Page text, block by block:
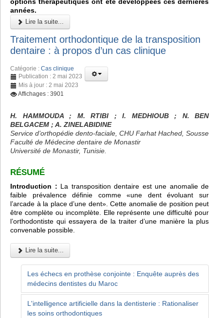
options thérapeutiques ont été développées ces dernières
années.
Lire la suite...
Traitement orthodontique de la transposition
dentaire : à propos d’un cas clinique
Catégorie : Cas clinique
Publication : 2 mai 2023
Mis à jour : 2 mai 2023
Affichages : 3901
H. HAMMOUDA ; M. RTIBI ; I. MEDHIOUB ; N. BEN
BELGACEM ; A. ZINELABIDINE
Service d’orthopédie dento-faciale, CHU Farhat Hached, Sousse
Faculté de Médecine dentaire de Monastir
Université de Monastir, Tunisie.
RÉSUMÉ
Introduction : La transposition dentaire est une anomalie de
faible prévalence définie comme «une dent évoluant sur
l’arcade à la place d’une dent». Cette anomalie de position peut
être complète ou incomplète. Elle représente une difficulté pour
l’orthodontiste qui essayera de la traiter d’une manière la plus
convenable possible.
Lire la suite...
Les échecs en prothèse conjointe : Enquête auprès des
médecins dentistes du Maroc
L'intelligence artificielle dans la dentisterie : Rationaliser
les soins orthodontiques